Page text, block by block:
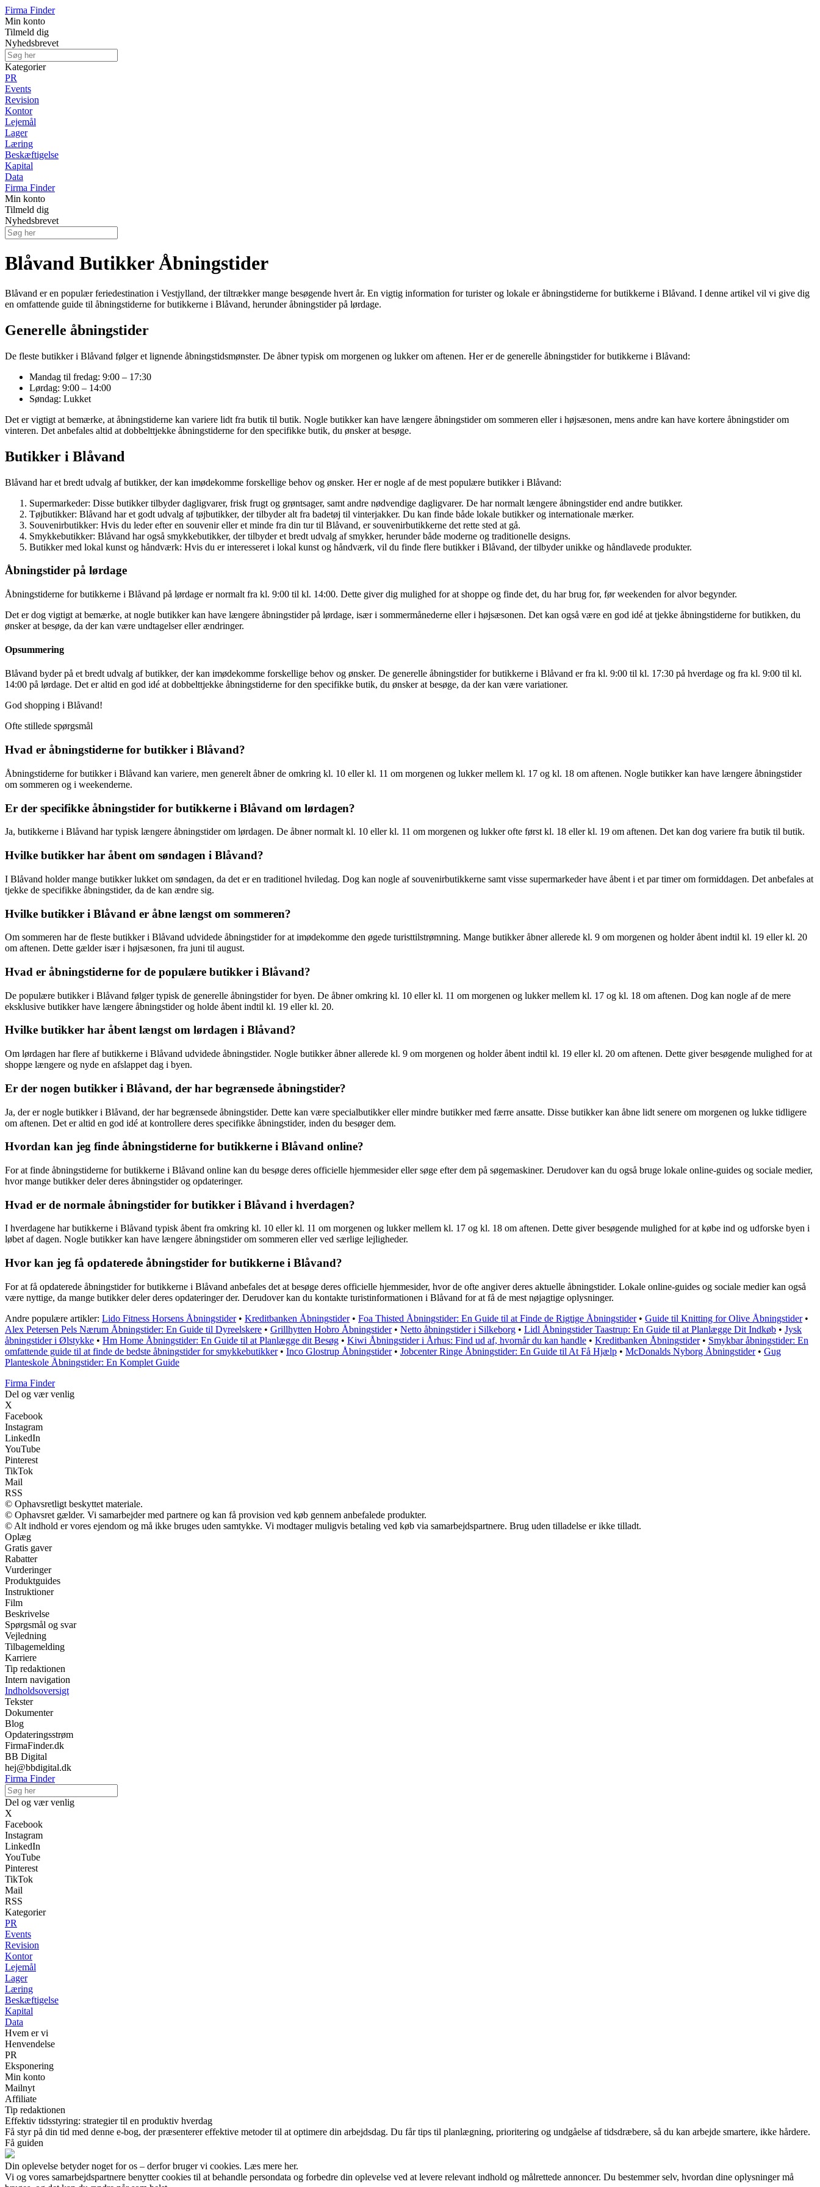
Firma Finder
Min konto
Tilmeld dig
Nyhedsbrevet
Kategorier
PR
Events
Revision
Kontor
Lejemål
Lager
Læring
Beskæftigelse
Kapital
Data
Firma Finder
Min konto
Tilmeld dig
Nyhedsbrevet
Blåvand Butikker Åbningstider
Blåvand er en populær feriedestination i Vestjylland, der tiltrækker mange besøgende hvert år. En vigtig information for turister og lokale er åbningstiderne for butikkerne i Blåvand. I denne artikel vil vi give dig
en omfattende guide til åbningstiderne for butikkerne i Blåvand, herunder åbningstider på lørdage.
Generelle åbningstider
De fleste butikker i Blåvand følger et lignende åbningstidsmønster. De åbner typisk om morgenen og lukker om aftenen. Her er de generelle åbningstider for butikkerne i Blåvand:
Mandag til fredag: 9:00 – 17:30
Lørdag: 9:00 – 14:00
Søndag: Lukket
Det er vigtigt at bemærke, at åbningstiderne kan variere lidt fra butik til butik. Nogle butikker kan have længere åbningstider om sommeren eller i højsæsonen, mens andre kan have kortere åbningstider om
vinteren. Det anbefales altid at dobbelttjekke åbningstiderne for den specifikke butik, du ønsker at besøge.
Butikker i Blåvand
Blåvand har et bredt udvalg af butikker, der kan imødekomme forskellige behov og ønsker. Her er nogle af de mest populære butikker i Blåvand:
Supermarkeder: Disse butikker tilbyder dagligvarer, frisk frugt og grøntsager, samt andre nødvendige dagligvarer. De har normalt længere åbningstider end andre butikker.
Tøjbutikker: Blåvand har et godt udvalg af tøjbutikker, der tilbyder alt fra badetøj til vinterjakker. Du kan finde både lokale butikker og internationale mærker.
Souvenirbutikker: Hvis du leder efter en souvenir eller et minde fra din tur til Blåvand, er souvenirbutikkerne det rette sted at gå.
Smykkebutikker: Blåvand har også smykkebutikker, der tilbyder et bredt udvalg af smykker, herunder både moderne og traditionelle designs.
Butikker med lokal kunst og håndværk: Hvis du er interesseret i lokal kunst og håndværk, vil du finde flere butikker i Blåvand, der tilbyder unikke og håndlavede produkter.
Åbningstider på lørdage
Åbningstiderne for butikkerne i Blåvand på lørdage er normalt fra kl. 9:00 til kl. 14:00. Dette giver dig mulighed for at shoppe og finde det, du har brug for, før weekenden for alvor begynder.
Det er dog vigtigt at bemærke, at nogle butikker kan have længere åbningstider på lørdage, især i sommermånederne eller i højsæsonen. Det kan også være en god idé at tjekke åbningstiderne for butikken, du
ønsker at besøge, da der kan være undtagelser eller ændringer.
Opsummering
Blåvand byder på et bredt udvalg af butikker, der kan imødekomme forskellige behov og ønsker. De generelle åbningstider for butikkerne i Blåvand er fra kl. 9:00 til kl. 17:30 på hverdage og fra kl. 9:00 til kl.
14:00 på lørdage. Det er altid en god idé at dobbelttjekke åbningstiderne for den specifikke butik, du ønsker at besøge, da der kan være variationer.
God shopping i Blåvand!
Ofte stillede spørgsmål
Hvad er åbningstiderne for butikker i Blåvand?
Åbningstiderne for butikker i Blåvand kan variere, men generelt åbner de omkring kl. 10 eller kl. 11 om morgenen og lukker mellem kl. 17 og kl. 18 om aftenen. Nogle butikker kan have længere åbningstider
om sommeren og i weekenderne.
Er der specifikke åbningstider for butikkerne i Blåvand om lørdagen?
Ja, butikkerne i Blåvand har typisk længere åbningstider om lørdagen. De åbner normalt kl. 10 eller kl. 11 om morgenen og lukker ofte først kl. 18 eller kl. 19 om aftenen. Det kan dog variere fra butik til butik.
Hvilke butikker har åbent om søndagen i Blåvand?
I Blåvand holder mange butikker lukket om søndagen, da det er en traditionel hviledag. Dog kan nogle af souvenirbutikkerne samt visse supermarkeder have åbent i et par timer om formiddagen. Det anbefales at
tjekke de specifikke åbningstider, da de kan ændre sig.
Hvilke butikker i Blåvand er åbne længst om sommeren?
Om sommeren har de fleste butikker i Blåvand udvidede åbningstider for at imødekomme den øgede turisttilstrømning. Mange butikker åbner allerede kl. 9 om morgenen og holder åbent indtil kl. 19 eller kl. 20
om aftenen. Dette gælder især i højsæsonen, fra juni til august.
Hvad er åbningstiderne for de populære butikker i Blåvand?
De populære butikker i Blåvand følger typisk de generelle åbningstider for byen. De åbner omkring kl. 10 eller kl. 11 om morgenen og lukker mellem kl. 17 og kl. 18 om aftenen. Dog kan nogle af de mere
eksklusive butikker have længere åbningstider og holde åbent indtil kl. 19 eller kl. 20.
Hvilke butikker har åbent længst om lørdagen i Blåvand?
Om lørdagen har flere af butikkerne i Blåvand udvidede åbningstider. Nogle butikker åbner allerede kl. 9 om morgenen og holder åbent indtil kl. 19 eller kl. 20 om aftenen. Dette giver besøgende mulighed for at
shoppe længere og nyde en afslappet dag i byen.
Er der nogen butikker i Blåvand, der har begrænsede åbningstider?
Ja, der er nogle butikker i Blåvand, der har begrænsede åbningstider. Dette kan være specialbutikker eller mindre butikker med færre ansatte. Disse butikker kan åbne lidt senere om morgenen og lukke tidligere
om aftenen. Det er altid en god idé at kontrollere deres specifikke åbningstider, inden du besøger dem.
Hvordan kan jeg finde åbningstiderne for butikkerne i Blåvand online?
For at finde åbningstiderne for butikkerne i Blåvand online kan du besøge deres officielle hjemmesider eller søge efter dem på søgemaskiner. Derudover kan du også bruge lokale online-guides og sociale medier,
hvor mange butikker deler deres åbningstider og opdateringer.
Hvad er de normale åbningstider for butikker i Blåvand i hverdagen?
I hverdagene har butikkerne i Blåvand typisk åbent fra omkring kl. 10 eller kl. 11 om morgenen og lukker mellem kl. 17 og kl. 18 om aftenen. Dette giver besøgende mulighed for at købe ind og udforske byen i
løbet af dagen. Nogle butikker kan have længere åbningstider om sommeren eller ved særlige lejligheder.
Hvor kan jeg få opdaterede åbningstider for butikkerne i Blåvand?
For at få opdaterede åbningstider for butikkerne i Blåvand anbefales det at besøge deres officielle hjemmesider, hvor de ofte angiver deres aktuelle åbningstider. Lokale online-guides og sociale medier kan også
være nyttige, da mange butikker deler deres opdateringer der. Derudover kan du kontakte turistinformationen i Blåvand for at få de mest nøjagtige oplysninger.
Andre populære artikler: Lido Fitness Horsens Åbningstider• Kreditbanken Åbningstider• Foa Thisted Åbningstider: En Guide til at Finde de Rigtige Åbningstider• Guide til Knitting for Olive Åbningstider•
Alex Petersen Pels Nærum Åbningstider: En Guide til Dyreelskere • Grillhytten Hobro Åbningstider• Netto åbningstider i Silkeborg • Lidl Åbningstider Taastrup: En Guide til at Planlægge Dit Indkøb • Jysk
åbningstider i Ølstykke • Hm Home Åbningstider: En Guide til at Planlægge dit Besøg • Kiwi Åbningstider i Århus: Find ud af, hvornår du kan handle • Kreditbanken Åbningstider• Smykbar åbningstider: En
omfattende guide til at finde de bedste åbningstider for smykkebutikker• Inco Glostrup Åbningstider• Jobcenter Ringe Åbningstider: En Guide til At Få Hjælp • McDonalds Nyborg Åbningstider• Gug
Planteskole Åbningstider: En Komplet Guide
Firma Finder
Del og vær venlig
X
Facebook
Instagram
LinkedIn
YouTube
Pinterest
TikTok
Mail
RSS
© Ophavsretligt beskyttet materiale.
© Ophavsret gælder. Vi samarbejder med partnere og kan få provision ved køb gennem anbefalede produkter.
© Alt indhold er vores ejendom og må ikke bruges uden samtykke. Vi modtager muligvis betaling ved køb via samarbejdspartnere. Brug uden tilladelse er ikke tilladt.
Oplæg
Gratis gaver
Rabatter
Vurderinger
Produktguides
Instruktioner
Film
Beskrivelse
Spørgsmål og svar
Vejledning
Tilbagemelding
Karriere
Tip redaktionen
Intern navigation
Indholdsoversigt
Tekster
Dokumenter
Blog
Opdateringsstrøm
FirmaFinder.dk
BB Digital
hej@bbdigital.dk
Firma Finder
Del og vær venlig
X
Facebook
Instagram
LinkedIn
YouTube
Pinterest
TikTok
Mail
RSS
Kategorier
PR
Events
Revision
Kontor
Lejemål
Lager
Læring
Beskæftigelse
Kapital
Data
Hvem er vi
Henvendelse
PR
Eksponering
Min konto
Mailnyt
Affiliate
Tip redaktionen
Effektiv tidsstyring: strategier til en produktiv hverdag
Få styr på din tid med denne e-bog, der præsenterer effektive metoder til at optimere din arbejdsdag. Du får tips til planlægning, prioritering og undgåelse af tidsdræbere, så du kan arbejde smartere, ikke hårdere.
Få guiden
Din oplevelse betyder noget for os – derfor bruger vi cookies. Læs mere her.
Vi og vores samarbejdspartnere benytter cookies til at behandle persondata og forbedre din oplevelse ved at levere relevant indhold og målrettede annoncer. Du bestemmer selv, hvordan dine oplysninger må